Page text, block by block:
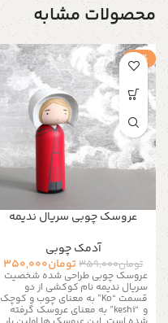
محصولات مشابه
-3%
عروسک چوبی سریال ندیمه
آدمک چوبی
تومان359,000تومان350,000
عروسک چوبی طراحی شده شخصیت
سریال ندیمه نام کوکشی از دو
قسمت “Ko” به معنای چوب و کوچک
و “keshi” به معنای عروسک گرفته